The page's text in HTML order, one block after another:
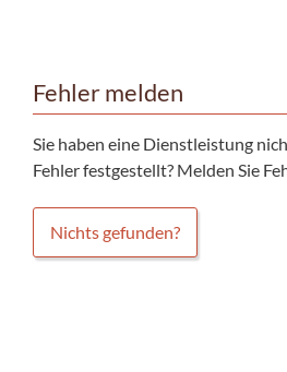
Fehler melden
Sie haben eine Dienstleistung
Fehler festgestellt? Melden Sie
Nichts gefunden?